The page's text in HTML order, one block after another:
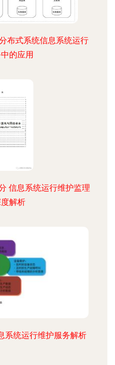
布式系统信息系统运行
的应用
信息系统运行维护监理
解析
系统运行维护服务解析